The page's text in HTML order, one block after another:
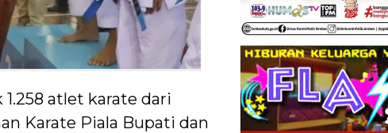
1.258 atlet karate dari
Karate Piala Bupati dan